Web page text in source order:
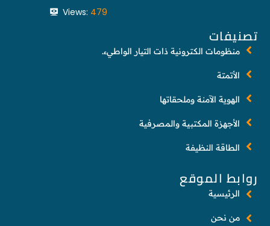
روابط الموقع
الرئيسية
من نحن
Views: 479
تصنيفات
منظومات الكترونية ذات التيار الواطيء.
الأتمتة
الهوية الآمنة وملحقاتها
الأجهزة المكتبية والمصرفية
الطاقة النظيفة